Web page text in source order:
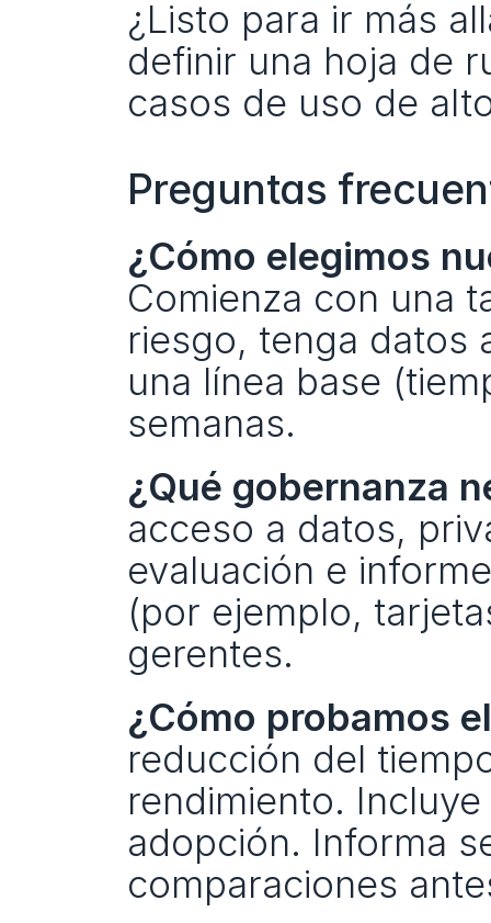
¿Listo para ir más
definir una hoja de
casos de uso de
Preguntas
¿Cómo elegimos
Comienza con una
riesgo, tenga datos
una línea base
semanas.
¿Qué gobernanza
acceso a datos,
evaluación e
(por ejemplo,
gerentes.
¿Cómo probamos
reducción del
rendimiento.
adopción. Informa
comparaciones